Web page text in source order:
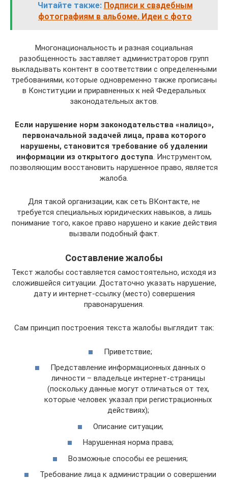
Читайте также: Подписи к свадебным
фотографиям в альбоме. Идеи с фото
Многонациональность и разная социальная
разобщенность заставляет администраторов групп
выкладывать контент в соответствии с определенными
требованиями, которые одновременно также прописаны
в Конституции и приравненных к ней Федеральных
законодательных актов.
Если нарушение норм законодательства «налицо»,
первоначальной задачей лица, права которого
нарушены, становится требование об удалении
информации из открытого доступа. Инструментом,
позволяющим восстановить нарушенное право, является
жалоба.
Для такой организации, как сеть ВКонтакте, не
требуется специальных юридических навыков, а лишь
понимание того, какое право нарушено и какие действия
вызвали подобный факт.
Составление жалобы
Текст жалобы составляется самостоятельно, исходя из
сложившейся ситуации. Достаточно указать нарушение,
дату и интернет-ссылку (место) совершения
правонарушения.
Сам принцип построения текста жалобы выглядит так:
Приветствие;
Представление информационных данных о
личности – владельце интернет-страницы
(поскольку данные могут отличаться от тех,
которые человек указал при регистрационных
действиях);
Описание ситуации;
Нарушенная норма права;
Возможные способы ее решения;
Требование лица к администрации о совершении